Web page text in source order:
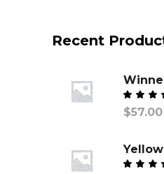
Recent
$57.00